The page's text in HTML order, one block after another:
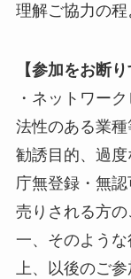
理解ご協力の程
【参加をお断り
・ネットワー
法性のある業
勧誘目的、過
庁無登録・無
売りされる方
一、そのよう
上、以後のご参